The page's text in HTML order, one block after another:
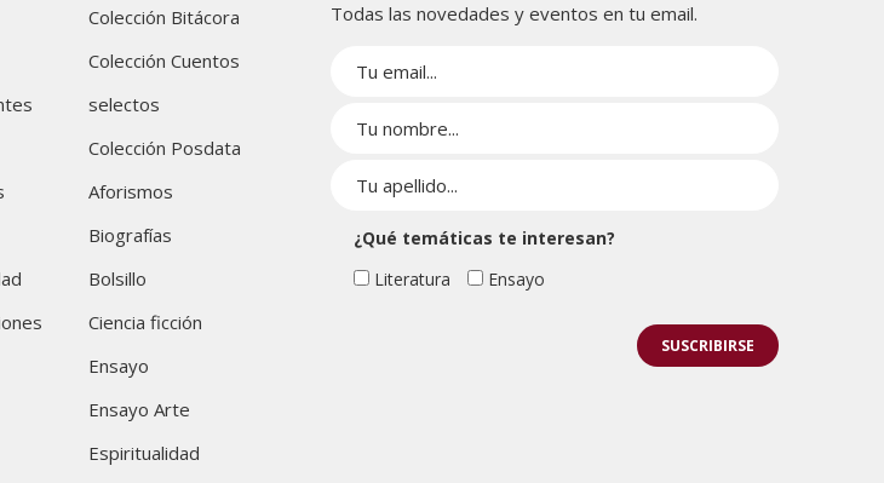
Colección Bitácora
Colección Cuentos
selectos
Colección Posdata
Aforismos
Biografías
Bolsillo
Ciencia ficción
Ensayo
Ensayo Arte
Espiritualidad
Todas las novedades y eventos en tu email.
¿Qué temáticas te interesan?
Literatura
Ensayo